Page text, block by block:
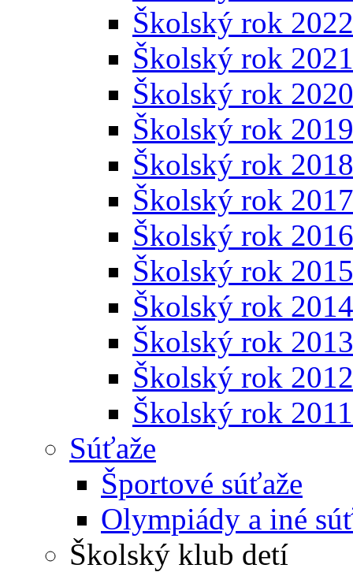
Školský rok
Školský rok
Školský rok
Školský rok
Školský rok
Školský rok
Školský rok
Školský rok
Školský rok
Školský rok
Školský rok
Školský rok
Súťaže
Športové súťaže
Olympiády a iné
Školský klub detí